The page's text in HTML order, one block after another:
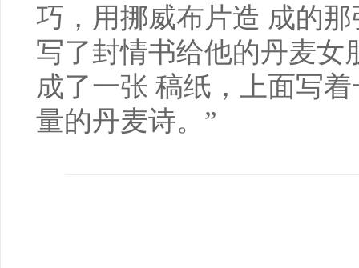
巧，用挪威布片造 成的
写了封情书给他的丹麦女
成了一张 稿纸，上面写
量的丹麦诗。”